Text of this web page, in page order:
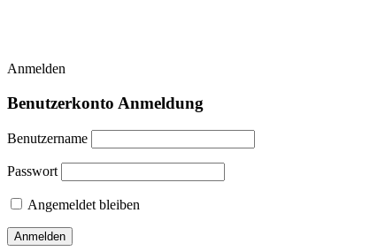
Anmelden
Benutzerkonto Anmeldung
Benutzername
Passwort
Angemeldet bleiben